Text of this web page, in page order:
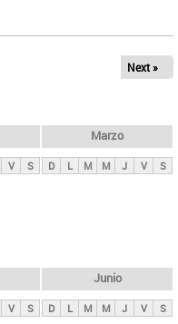
Next »
V S
Marzo
D L M M J V S
V S
Junio
D L M M J V S